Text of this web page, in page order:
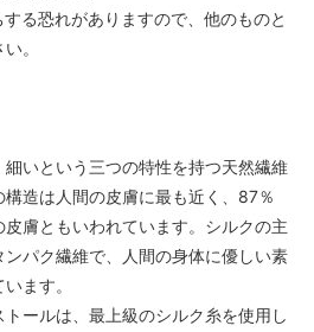
る恐れがありますので、他のものと
。
いという三つの特性を持つ天然繊維
造は人間の皮膚に最も近く、87％
膚ともいわれています。シルクの主
パク繊維で、人間の身体に優しい素
ます。
ールは、最上級のシルク糸を使用し